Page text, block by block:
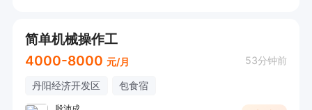
简单机械操作工
4000-8000 元/月 53分钟前
丹阳经济开发区 包食宿